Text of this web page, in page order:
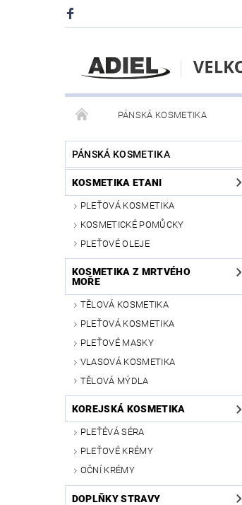
PÁNSKÁ KOSMETIKA
ZDRAVOTNICKÉ PROSTŘEDKY
PÁNSKÁ KOSMETIKA
KOSMETIKA ETANI
PLEŤOVÁ KOSMETIKA
KOSMETICKÉ POMŮCKY
PLEŤOVÉ OLEJE
KOSMETIKA Z MRTVÉHO
MOŘE
TĚLOVÁ KOSMETIKA
PLEŤOVÁ KOSMETIKA
PLEŤOVÉ MASKY
VLASOVÁ KOSMETIKA
TĚLOVÁ MÝDLA
KOREJSKÁ KOSMETIKA
PLEŤÉVÁ SÉRA
PLEŤOVÉ KRÉMY
OČNÍ KRÉMY
DOPLŇKY STRAVY